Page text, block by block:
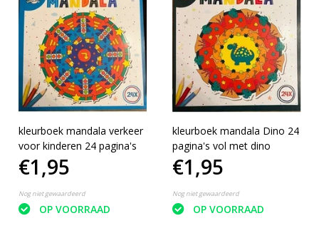
kleurboek mandala verkeer
voor kinderen 24 pagina's
€1,95
Nog niet gewaardeerd
OP VOORRAAD
kleurboek mandala Dino 24
pagina's vol met dino
€1,95
Nog niet gewaardeerd
OP VOORRAAD